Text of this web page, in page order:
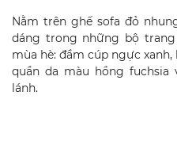
Nằm trên ghế sofa đỏ
dáng trong những bộ
mùa hè: đầm cúp ngực
quần da màu hồng
lánh.